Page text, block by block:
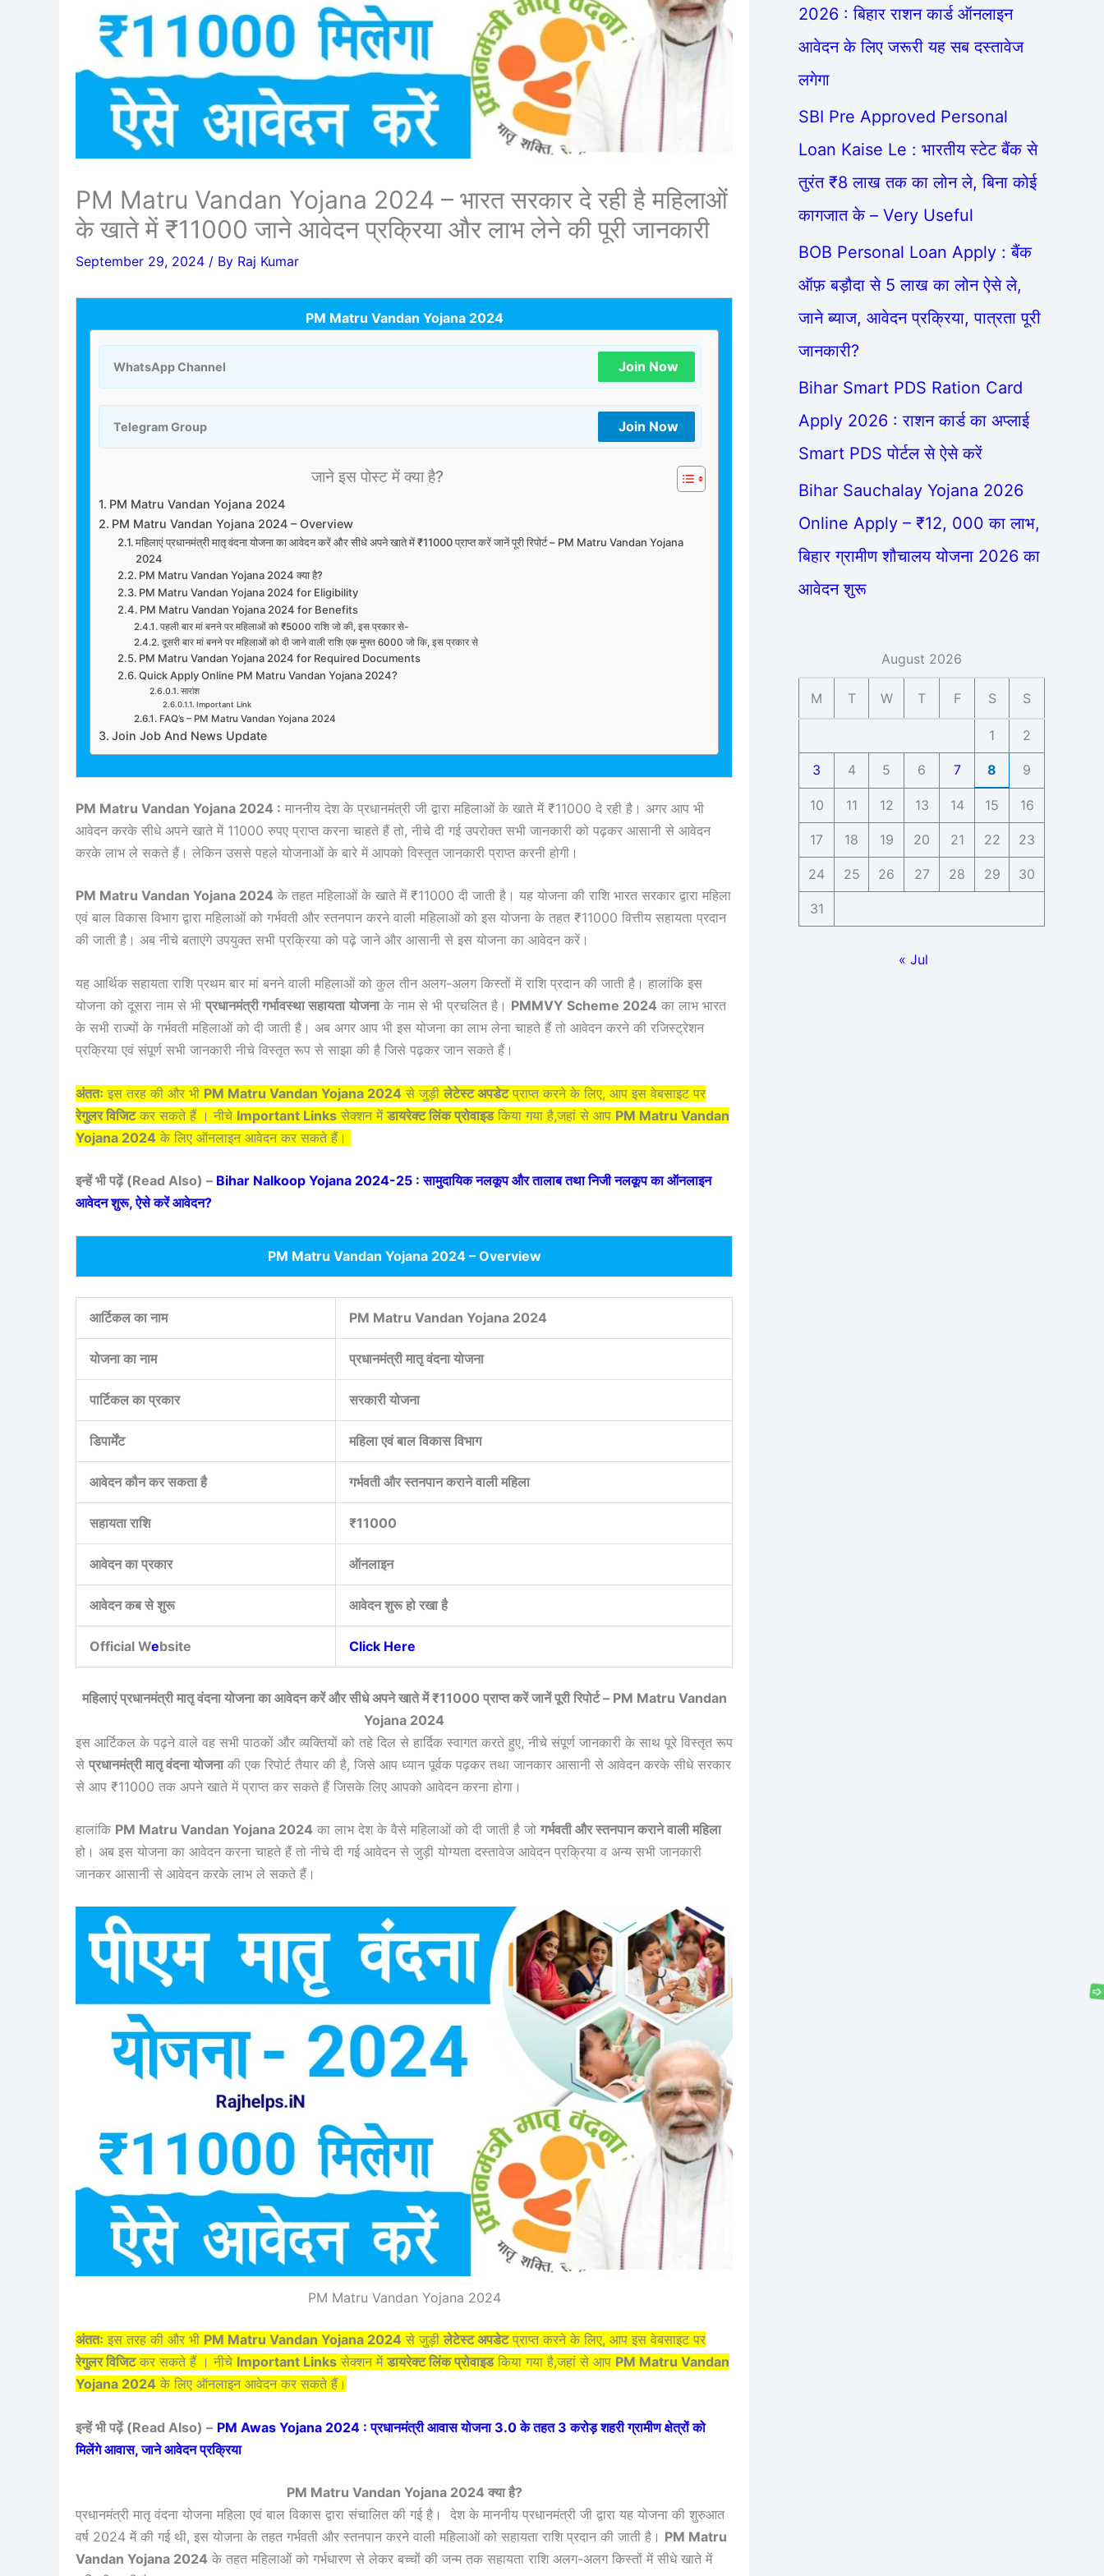
PM Matru Vandan Yojana 2024 – भारत सरकार दे रही है महिलाओं
के खाते में ₹11000 जाने आवेदन प्रक्रिया और लाभ लेने की पूरी जानकारी
September 29, 2024 / By Raj Kumar
PM Matru Vandan Yojana 2024
WhatsApp Channel Join Now
Telegram Group Join Now
जाने इस पोस्ट में क्या है?
PM Matru Vandan Yojana 2024
PM Matru Vandan Yojana 2024 – Overview
महिलाएं प्रधानमंत्री मातृ वंदना योजना का आवेदन करें और सीधे अपने खाते में ₹11000 प्राप्त करें जानें पूरी रिपोर्ट – PM Matru Vandan Yojana
2024
PM Matru Vandan Yojana 2024 क्या है?
PM Matru Vandan Yojana 2024 for Eligibility
PM Matru Vandan Yojana 2024 for Benefits
पहली बार मां बनने पर महिलाओं को ₹5000 राशि जो की, इस प्रकार से-
दूसरी बार मां बनने पर महिलाओं को दी जाने वाली राशि एक मुफ्त 6000 जो कि, इस प्रकार से
PM Matru Vandan Yojana 2024 for Required Documents
Quick Apply Online PM Matru Vandan Yojana 2024?
सारांश
Important Link
FAQ’s – PM Matru Vandan Yojana 2024
Join Job And News Update
PM Matru Vandan Yojana 2024 : माननीय देश के प्रधानमंत्री जी द्वारा महिलाओं के खाते में ₹11000 दे रही है। अगर आप भी
आवेदन करके सीधे अपने खाते में 11000 रुपए प्राप्त करना चाहते हैं तो, नीचे दी गई उपरोक्त सभी जानकारी को पढ़कर आसानी से आवेदन
करके लाभ ले सकते हैं। लेकिन उससे पहले योजनाओं के बारे में आपको विस्तृत जानकारी प्राप्त करनी होगी।
PM Matru Vandan Yojana 2024 के तहत महिलाओं के खाते में ₹11000 दी जाती है। यह योजना की राशि भारत सरकार द्वारा महिला
एवं बाल विकास विभाग द्वारा महिलाओं को गर्भवती और स्तनपान करने वाली महिलाओं को इस योजना के तहत ₹11000 वित्तीय सहायता प्रदान
की जाती है। अब नीचे बताएंगे उपयुक्त सभी प्रक्रिया को पढ़े जाने और आसानी से इस योजना का आवेदन करें।
यह आर्थिक सहायता राशि प्रथम बार मां बनने वाली महिलाओं को कुल तीन अलग-अलग किस्तों में राशि प्रदान की जाती है। हालांकि इस
योजना को दूसरा नाम से भी प्रधानमंत्री गर्भावस्था सहायता योजनाके नाम से भी प्रचलित है। PMMVY Scheme 2024 का लाभ भारत
के सभी राज्यों के गर्भवती महिलाओं को दी जाती है। अब अगर आप भी इस योजना का लाभ लेना चाहते हैं तो आवेदन करने की रजिस्ट्रेशन
प्रक्रिया एवं संपूर्ण सभी जानकारी नीचे विस्तृत रूप से साझा की है जिसे पढ़कर जान सकते हैं।
अंततः इस तरह की और भी PM Matru Vandan Yojana 2024 से जुड़ी लेटेस्ट अपडेटप्राप्त करने के लिए, आप इस वेबसाइट पर
रेगुलर विजिटकर सकते हैं । नीचे Important Links सेक्शन में डायरेक्ट लिंक प्रोवाइडकिया गया है,जहां से आप PM Matru Vandan
Yojana 2024 के लिए ऑनलाइन आवेदन कर सकते हैं।
इन्हें भी पढ़ें (Read Also) – Bihar Nalkoop Yojana 2024-25 : सामुदायिक नलकूप और तालाब तथा निजी नलकूप का ऑनलाइन
आवेदन शुरू, ऐसे करें आवेदन?
PM Matru Vandan Yojana 2024 – Overview
आर्टिकल का नाम PM Matru Vandan Yojana 2024
योजना का नाम प्रधानमंत्री मातृ वंदना योजना
पार्टिकल का प्रकार सरकारी योजना
डिपार्मेंट महिला एवं बाल विकास विभाग
आवेदन कौन कर सकता है गर्भवती और स्तनपान कराने वाली महिला
सहायता राशि ₹11000
आवेदन का प्रकार ऑनलाइन
आवेदन कब से शुरू आवेदन शुरू हो रखा है
Official Website Click Here
महिलाएं प्रधानमंत्री मातृ वंदना योजना का आवेदन करें और सीधे अपने खाते में ₹11000 प्राप्त करें जानें पूरी रिपोर्ट – PM Matru Vandan
Yojana 2024
इस आर्टिकल के पढ़ने वाले वह सभी पाठकों और व्यक्तियों को तहे दिल से हार्दिक स्वागत करते हुए, नीचे संपूर्ण जानकारी के साथ पूरे विस्तृत रूप
से प्रधानमंत्री मातृ वंदना योजनाकी एक रिपोर्ट तैयार की है, जिसे आप ध्यान पूर्वक पढ़कर तथा जानकार आसानी से आवेदन करके सीधे सरकार
से आप ₹11000 तक अपने खाते में प्राप्त कर सकते हैं जिसके लिए आपको आवेदन करना होगा।
हालांकि PM Matru Vandan Yojana 2024 का लाभ देश के वैसे महिलाओं को दी जाती है जो गर्भवती और स्तनपान कराने वाली महिला
हो। अब इस योजना का आवेदन करना चाहते हैं तो नीचे दी गई आवेदन से जुड़ी योग्यता दस्तावेज आवेदन प्रक्रिया व अन्य सभी जानकारी
जानकर आसानी से आवेदन करके लाभ ले सकते हैं।
PM Matru Vandan Yojana 2024
अंततः इस तरह की और भी PM Matru Vandan Yojana 2024 से जुड़ी लेटेस्ट अपडेटप्राप्त करने के लिए, आप इस वेबसाइट पर
रेगुलर विजिटकर सकते हैं । नीचे Important Links सेक्शन में डायरेक्ट लिंक प्रोवाइडकिया गया है,जहां से आप PM Matru Vandan
Yojana 2024 के लिए ऑनलाइन आवेदन कर सकते हैं।
इन्हें भी पढ़ें (Read Also) – PM Awas Yojana 2024 : प्रधानमंत्री आवास योजना 3.0 के तहत 3 करोड़ शहरी ग्रामीण क्षेत्रों को
मिलेंगे आवास, जाने आवेदन प्रक्रिया
PM Matru Vandan Yojana 2024 क्या है?
प्रधानमंत्री मातृ वंदना योजना महिला एवं बाल विकास द्वारा संचालित की गई है। देश के माननीय प्रधानमंत्री जी द्वारा यह योजना की शुरुआत
वर्ष 2024 में की गई थी, इस योजना के तहत गर्भवती और स्तनपान करने वाली महिलाओं को सहायता राशि प्रदान की जाती है। PM Matru
Vandan Yojana 2024 के तहत महिलाओं को गर्भधारण से लेकर बच्चों की जन्म तक सहायता राशि अलग-अलग किस्तों में सीधे खाते में
2026 : बिहार राशन कार्ड ऑनलाइन
आवेदन के लिए जरूरी यह सब दस्तावेज
लगेगा
SBI Pre Approved Personal
Loan Kaise Le : भारतीय स्टेट बैंक से
तुरंत ₹8 लाख तक का लोन ले, बिना कोई
कागजात के – Very Useful
BOB Personal Loan Apply : बैंक
ऑफ़ बड़ौदा से 5 लाख का लोन ऐसे ले,
जाने ब्याज, आवेदन प्रक्रिया, पात्रता पूरी
जानकारी?
Bihar Smart PDS Ration Card
Apply 2026 : राशन कार्ड का अप्लाई
Smart PDS पोर्टल से ऐसे करें
Bihar Sauchalay Yojana 2026
Online Apply – ₹12, 000 का लाभ,
बिहार ग्रामीण शौचालय योजना 2026 का
आवेदन शुरू
August 2026
M T W T F S S
1 2
3 4 5 6 7 8 9
10 11 12 13 14 15 16
17 18 19 20 21 22 23
24 25 26 27 28 29 30
31
« Jul